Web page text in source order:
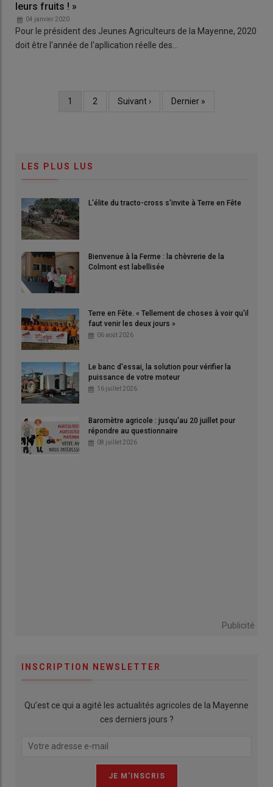
leurs fruits ! »
04 janvier 2020
Pour le président des Jeunes Agriculteurs de la Mayenne, 2020
doit être l'année de l'apllication réelle des…
Page
1 Page
2
Page
Suivant ›
Dernière
Dernier »
LES PLUS LUS
L'élite du tracto-cross s'invite à Terre en Fête
Bienvenue à la Ferme : la chèvrerie de la
Colmont est labellisée
Terre en Fête. « Tellement de choses à voir qu'il
faut venir les deux jours »
06 août 2026
Le banc d'essai, la solution pour vérifier la
puissance de votre moteur
16 juillet 2026
Baromètre agricole : jusqu'au 20 juillet pour
répondre au questionnaire
08 juillet 2026
Publicité
INSCRIPTION NEWSLETTER
Qu’est ce qui a agité les actualités agricoles de la Mayenne
ces derniers jours ?